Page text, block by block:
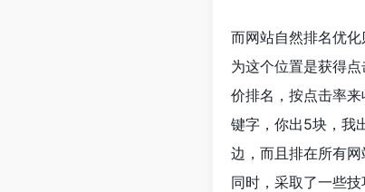
而网站自然排名优
为这个位置是获得
价排名，按点击率
键字，你出5块，我
边，而且排在所有
同时，采取了一些